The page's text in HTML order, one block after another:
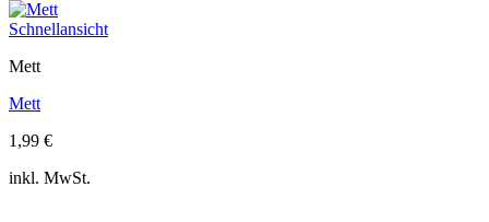
Schnellansicht
Mett
Mett
1,99 €
inkl. MwSt.